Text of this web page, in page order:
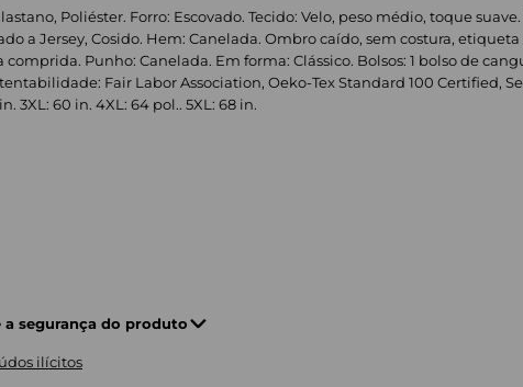
Poliéster. Forro: Escovado. Tecido: Velo, peso médio, toque
a Jersey, Cosido. Hem: Canelada. Ombro caído, sem costura,
Punho: Canelada. Em forma: Clássico. Bolsos: 1 bolso de
Fair Labor Association, Oeko-Tex Standard 100 Certified,
3XL: 60 in. 4XL: 64 pol.. 5XL: 68 in.
segurança do produto
ilícitos